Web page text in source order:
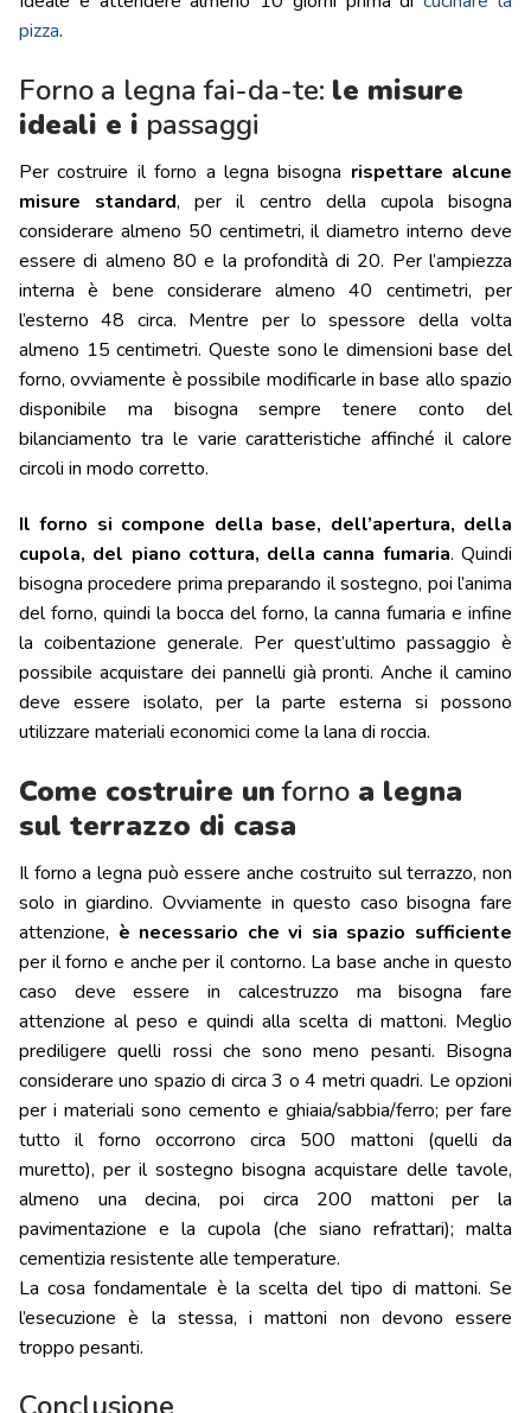
pizza.
Forno a legna fai-da-te: le misure
ideali e i passaggi
Per costruire il forno a legna bisogna rispettare alcune
misure standard, per il centro della cupola bisogna
considerare almeno 50 centimetri, il diametro interno deve
essere di almeno 80 e la profondità di 20. Per l’ampiezza
interna è bene considerare almeno 40 centimetri, per
l’esterno 48 circa. Mentre per lo spessore della volta
almeno 15 centimetri. Queste sono le dimensioni base del
forno, ovviamente è possibile modificarle in base allo spazio
disponibile ma bisogna sempre tenere conto del
bilanciamento tra le varie caratteristiche affinché il calore
circoli in modo corretto.
Il forno si compone della base, dell’apertura, della
cupola, del piano cottura, della canna fumaria. Quindi
bisogna procedere prima preparando il sostegno, poi l’anima
del forno, quindi la bocca del forno, la canna fumaria e infine
la coibentazione generale. Per quest’ultimo passaggio è
possibile acquistare dei pannelli già pronti. Anche il camino
deve essere isolato, per la parte esterna si possono
utilizzare materiali economici come la lana di roccia.
Come costruire unforno a legna
sul terrazzo di casa
Il forno a legna può essere anche costruito sul terrazzo, non
solo in giardino. Ovviamente in questo caso bisogna fare
attenzione, è necessario che vi sia spazio sufficiente
per il forno e anche per il contorno. La base anche in questo
caso deve essere in calcestruzzo ma bisogna fare
attenzione al peso e quindi alla scelta di mattoni. Meglio
prediligere quelli rossi che sono meno pesanti. Bisogna
considerare uno spazio di circa 3 o 4 metri quadri. Le opzioni
per i materiali sono cemento e ghiaia/sabbia/ferro; per fare
tutto il forno occorrono circa 500 mattoni (quelli da
muretto), per il sostegno bisogna acquistare delle tavole,
almeno una decina, poi circa 200 mattoni per la
pavimentazione e la cupola (che siano refrattari); malta
cementizia resistente alle temperature.
La cosa fondamentale è la scelta del tipo di mattoni. Se
l’esecuzione è la stessa, i mattoni non devono essere
troppo pesanti.